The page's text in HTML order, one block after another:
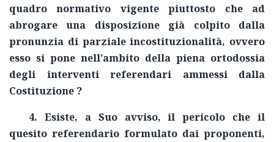
quadro normativo vigente piuttosto che ad
abrogare una disposizione già colpito dalla
pronunzia di parziale incostituzionalità, ovvero
esso si pone nell’ambito della piena ortodossia
degli interventi referendari ammessi dalla
Costituzione ?
4. Esiste, a Suo avviso, il pericolo che il
quesito referendario formulato dai proponenti,